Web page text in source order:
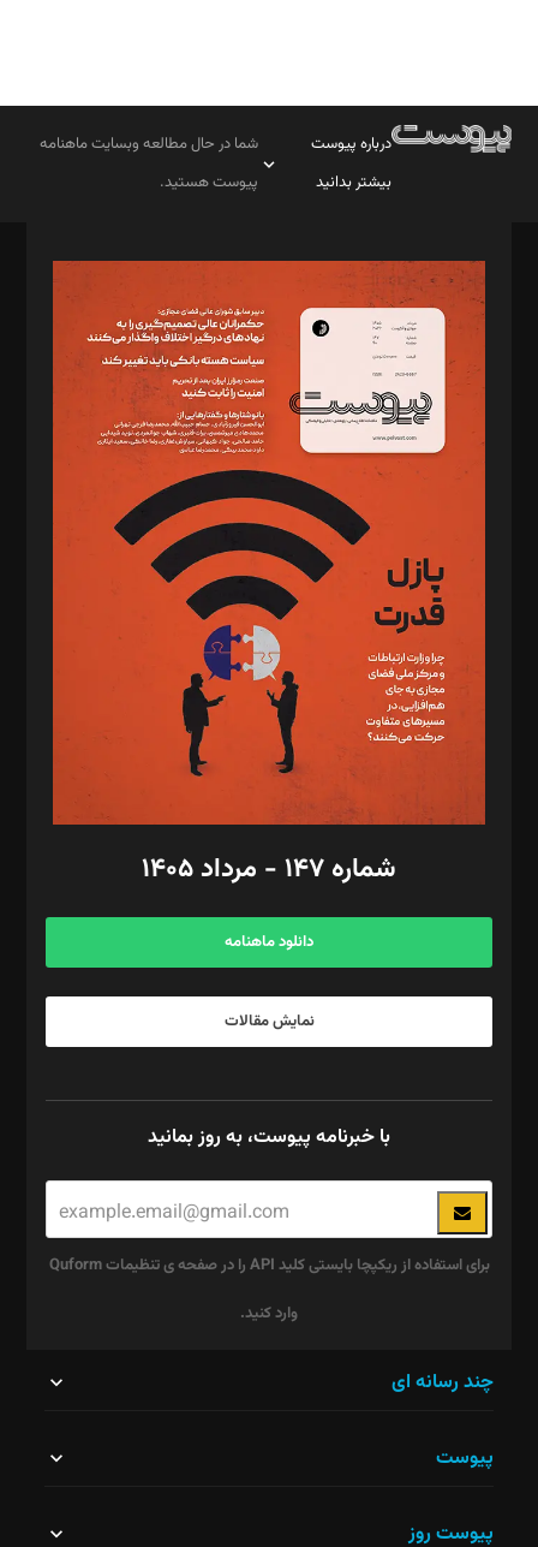
درباره پیوست
بیشتر بدانید
شما در حال مطالعه وبسایت ماهنامه
پیوست هستید.
مدیر مسئول: محمدباقر اثنی‌عشری
سردبیر: مهرک محمودی
دبیر تحریریه: میثم قاسمی
د‌بیر ناداستان: سمانه سمیع
د‌بیر خدمت و تجارت: ابوالفضل رجبی
د‌بیر حقوق فناوری: حسام‌الدین ایپکچی
د‌بیر پیوست جهان: مینا پاکدل
د‌بیر تحریریه آنلاین: بابک نقاش
تحریریه‌: مجتبی محمود‌ی، آرش برهمند، یسنا امان‌پور، سروش کرمیان،
مصطفی مسجدی آرانی، ابوالفضل رجبی، زهرا فکرانه، فائزه فتحی
رستمی،مصطفی باستان
ویرایش: نگار استاد‌‌آقا
طراح یونیفرم: مجید توکلی
فیلمبرداری و عکاسی: امیر شفیعی، مانی لطفی زاده
گرافیک و صفحه‌آرایی: سید‌سبحان‌علی ثابت
مد‌یر توسعه تجاری: کامبیز برید‌
امور مالی: شاپور رهبری، محمد‌ کاظمی‌نیا
آگهی و مشترکین: ۰۹۱۹۹۹۹۰۴۵۴
شماره ۱۴۷ - مرداد ۱۴۰۵
دانلود ماهنامه
نمایش مقالات
با خبرنامه پیوست، به روز بمانید
برای استفاده از ریکپچا بایستی کلید API را در صفحه ی تنظیمات Quform
وارد کنید.
نباید
چند رسانه ای
پیوست
پیوست روز